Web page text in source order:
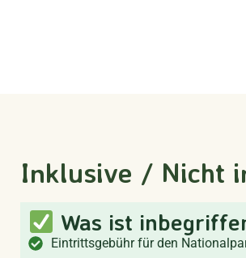
Inklusive / Nicht
Was ist
Eintrittsgebühr für den